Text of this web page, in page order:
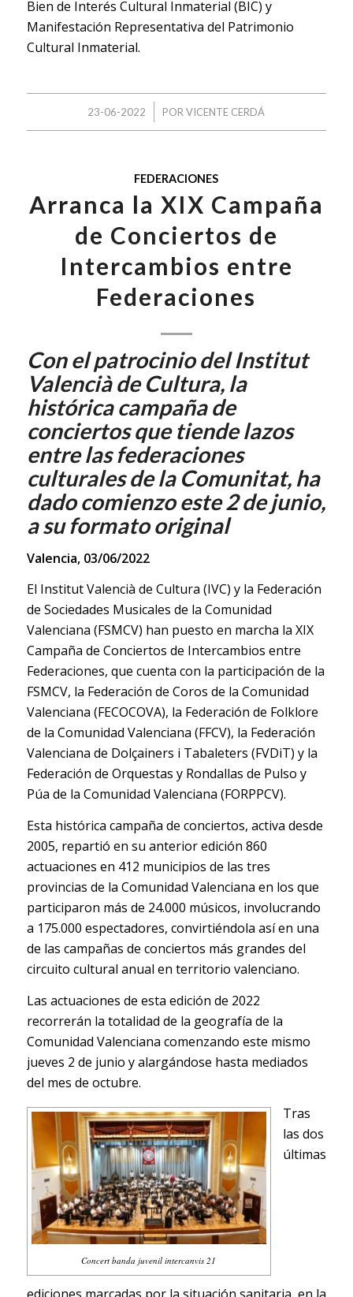
Bien de Interés Cultural Inmaterial (BIC) y
Manifestación Representativa del Patrimonio
Cultural Inmaterial.
23-06-2022
/ PORVICENTE CERDÁ
FEDERACIONES
Arranca la XIX Campaña
de Conciertos de
Intercambios entre
Federaciones
Con el patrocinio del Institut
Valencià de Cultura, la
histórica campaña de
conciertos que tiende lazos
entre las federaciones
culturales de la Comunitat, ha
dado comienzo este 2 de junio,
a su formato original
Valencia, 03/06/2022
El Institut Valencià de Cultura (IVC) y la Federación
de Sociedades Musicales de la Comunidad
Valenciana (FSMCV) han puesto en marcha la XIX
Campaña de Conciertos de Intercambios entre
Federaciones, que cuenta con la participación de la
FSMCV, la Federación de Coros de la Comunidad
Valenciana (FECOCOVA), la Federación de Folklore
de la Comunidad Valenciana (FFCV), la Federación
Valenciana de Dolçainers i Tabaleters (FVDiT) y la
Federación de Orquestas y Rondallas de Pulso y
Púa de la Comunidad Valenciana (FORPPCV).
Esta histórica campaña de conciertos, activa desde
2005, repartió en su anterior edición 860
actuaciones en 412 municipios de las tres
provincias de la Comunidad Valenciana en los que
participaron más de 24.000 músicos, involucrando
a 175.000 espectadores, convirtiéndola así en una
de las campañas de conciertos más grandes del
circuito cultural anual en territorio valenciano.
Las actuaciones de esta edición de 2022
recorrerán la totalidad de la geografía de la
Comunidad Valenciana comenzando este mismo
jueves 2 de junio y alargándose hasta mediados
del mes de octubre.
Concert banda juvenil intercanvis 21
Tras
las dos
últimas